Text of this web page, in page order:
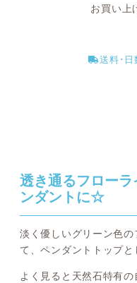
お買い上
送料･日
透き通るフロー
ンダントに☆
淡く優しいグリーン色
て、ペンダントトップと
よく見ると天然石特有